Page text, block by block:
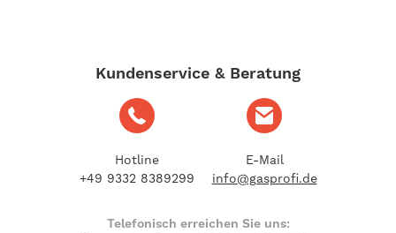
Kundenservice & Beratung
Hotline
+49 9332 8389299
E-Mail
info@gasprofi.de
Telefonisch erreichen Sie uns: